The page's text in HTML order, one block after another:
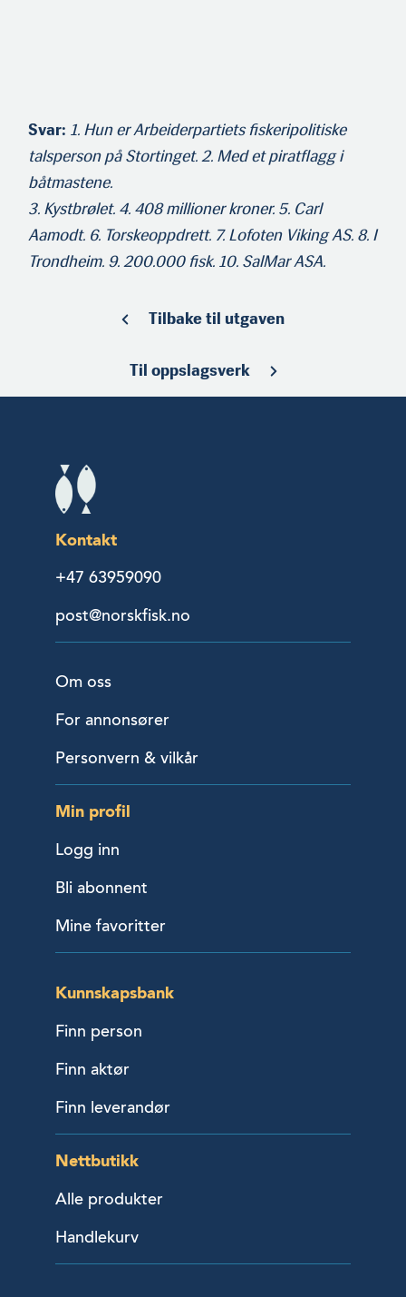
Svar: 1. Hun er Arbeiderpartiets fiskeripolitiske
talsperson på Stortinget. 2. Med et piratflagg i
båtmastene.
3. Kystbrølet. 4. 408 millioner kroner. 5. Carl
Aamodt. 6. Torskeoppdrett. 7. Lofoten Viking AS. 8. I
Trondheim. 9. 200.000 fisk. 10. SalMar ASA.
Tilbake til utgaven
Til oppslagsverk
Kontakt
+47 63959090
post@norskfisk.no
Om oss
For annonsører
Personvern & vilkår
Min profil
Logg inn
Bli abonnent
Mine favoritter
Kunnskapsbank
Finn person
Finn aktør
Finn leverandør
Nettbutikk
Alle produkter
Handlekurv